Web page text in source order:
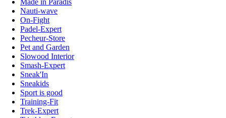
Nauti-wave
On-Fight
Padel-Expert
Pecheur-Store
Pet and Garden
Slowood Interior
Smash-Expert
Sneak'In
Sneakids
Sport is good
Training-Fit
Trek-Expert